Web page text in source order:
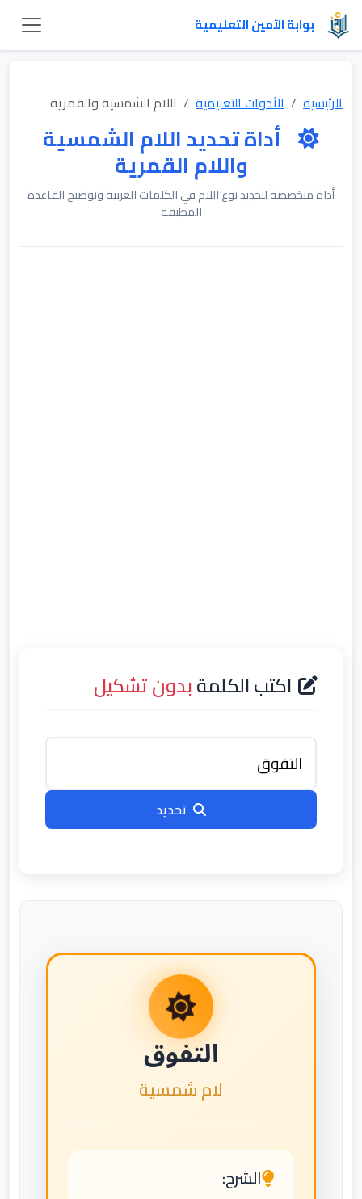
بوابة الأمين التعليمية
الرئيسية الأدوات التعليمية اللام الشمسية والقمرية
أداة تحديد اللام الشمسية
واللام القمرية
أداة متخصصة لتحديد نوع اللام في الكلمات العربية وتوضيح القاعدة
المطبقة
اكتب الكلمةبدون تشكيل
تحديد
التفوق
لام شمسية
الشرح: